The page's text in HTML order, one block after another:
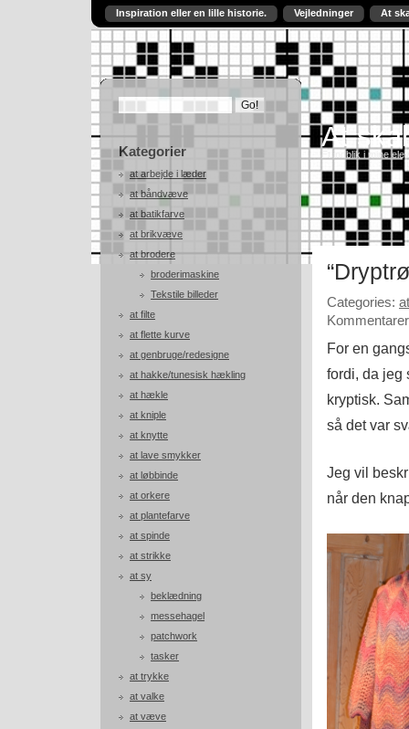
Inspiration eller en lille historie. Vejledninger At
Kategorier
at arbejde i læder
at båndvæve
at batikfarve
at brikvæve
at brodere
broderimaskine
Tekstile billeder
at filte
at flette kurve
at genbruge/redesigne
at hakke/tunesisk hækling
at hækle
at kniple
at knytte
at lave smykker
at løbbinde
at orkere
at plantefarve
at spinde
at strikke
at sy
beklædning
messehagel
patchwork
tasker
at trykke
at valke
at væve
At
Et indblik i mine
Categories:
For en
fordi, da jeg
kryptisk.
så det var
Jeg vil
når den